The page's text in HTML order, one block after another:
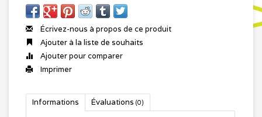
Écrivez-nous à propos de ce produit
Ajouter à la liste de souhaits
Ajouter pour comparer
Imprimer
Informations Évaluations (0)